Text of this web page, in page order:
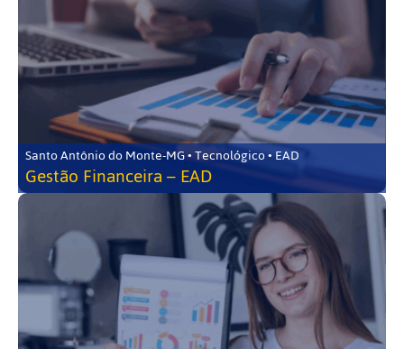
Santo Antônio do Monte-MG • Tecnológico • EAD
Gestão Financeira – EAD